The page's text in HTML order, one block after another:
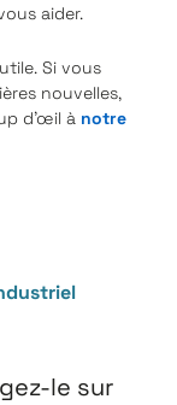
aider.
Si vous
nouvelles,
d'œil à notre
le sur